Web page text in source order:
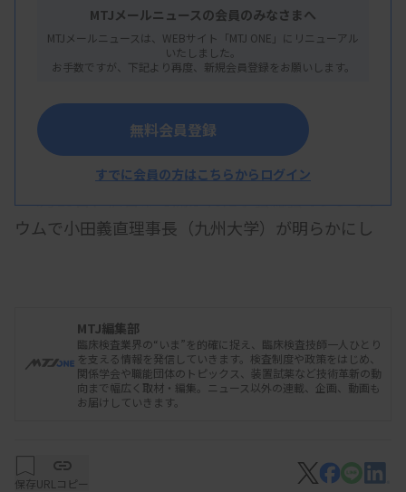
険収載を求める
方針だ。前回の
2024年度改定
を対象とした加算点数の新設を求める。
4月19日、仙台市で開かれた学会総会のシンポジ
ウムで小田義直理事長（九州大学）が明らかにし
パソロジカルシークエンスについては前回改定で
要望し見送りになった経緯がある。小田氏は、要望
の根拠データをさらに収集するため、2025年度の
の検討、さらに患者同意文書の作成などの研究を進
MTJメールニュースの会員のみなさまへ
MTJメールニュースは、WEBサイト「MTJ ONE」にリニューアル
いたしました。
お手数ですが、下記より再度、新規会員登録をお願いします。
無料会員登録
すでに会員の方はこちらからログイン
MTJ編集部
臨床検査業界の“いま”を的確に捉え、臨床検査技師一人ひとり
を支える情報を発信していきます。検査制度や政策をはじめ、
関係学会や職能団体のトピックス、装置試薬など技術革新の動
向まで幅広く取材・編集。ニュース以外の連載、企画、動画も
お届けしていきます。
保存URLコピー